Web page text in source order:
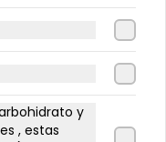
y
, estas